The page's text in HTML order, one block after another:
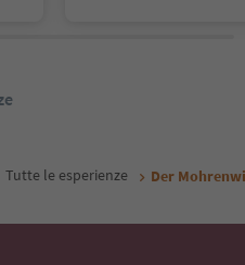
Tutte le esperienze Der